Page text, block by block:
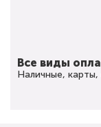
Все виды
Наличные, карты,